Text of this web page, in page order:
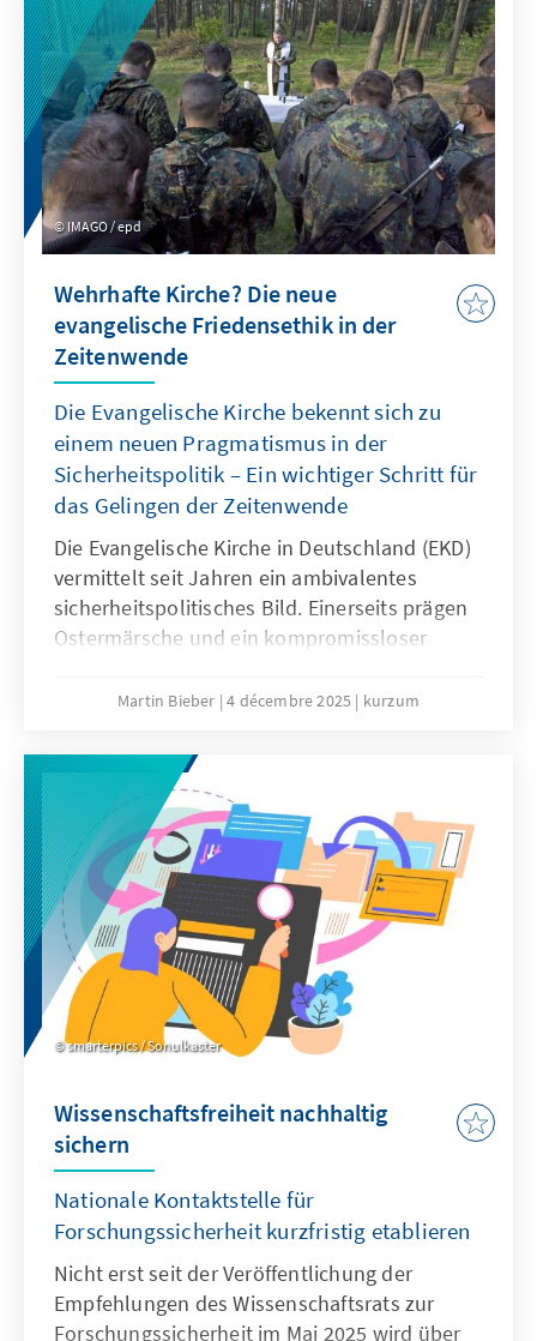
finden können.
IMAGO / epd
Wehrhafte Kirche? Die neue
evangelische Friedensethik in der
Zeitenwende
Die Evangelische Kirche bekennt sich zu
einem neuen Pragmatismus in der
Sicherheitspolitik – Ein wichtiger Schritt für
das Gelingen der Zeitenwende
Die Evangelische Kirche in Deutschland (EKD)
vermittelt seit Jahren ein ambivalentes
sicherheitspolitisches Bild. Einerseits prägen
Ostermärsche und ein kompromissloser
Kirchenmitglieder. Andererseits engagieren
Militärseelsorge der Bundeswehr und
begleiten Soldatinnen und Soldaten bei
Auslandseinsätzen.
Martin Bieber 4 décembre 2025 kurzum
smarterpics / Sonulkaster
Wissenschaftsfreiheit nachhaltig
sichern
Nationale Kontaktstelle für
Forschungssicherheit kurzfristig etablieren
Nicht erst seit der Veröffentlichung der
Empfehlungen des Wissenschaftsrats zur
Forschungssicherheit im Mai 2025 wird über